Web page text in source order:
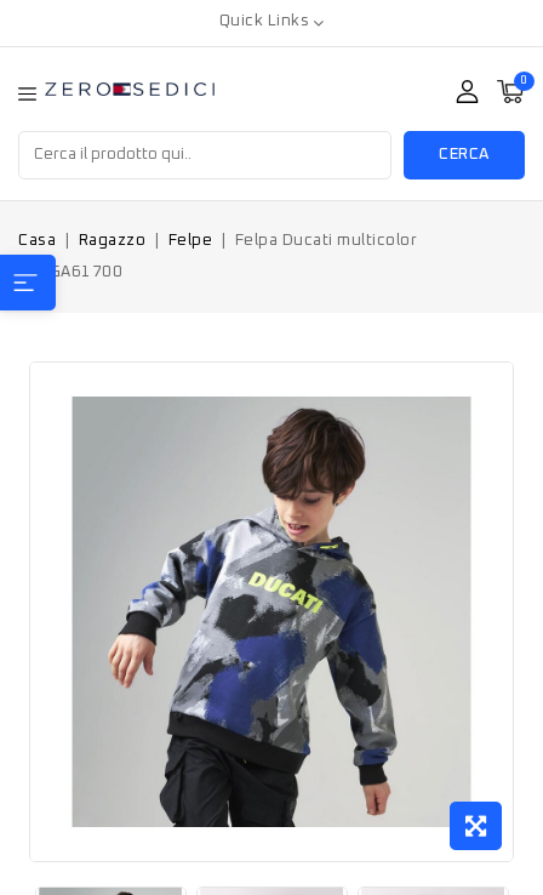
Quick Links
0
CERCA
Casa Ragazzo Felpe
Felpa Ducati multicolor
242GA61700